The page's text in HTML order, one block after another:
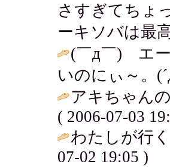
さすぎてちょ
ーキソバは最
(￣д￣) エ
いのにぃ～。
アキちゃん
( 2006-07-03
わたしが行
07-02 19:05 )